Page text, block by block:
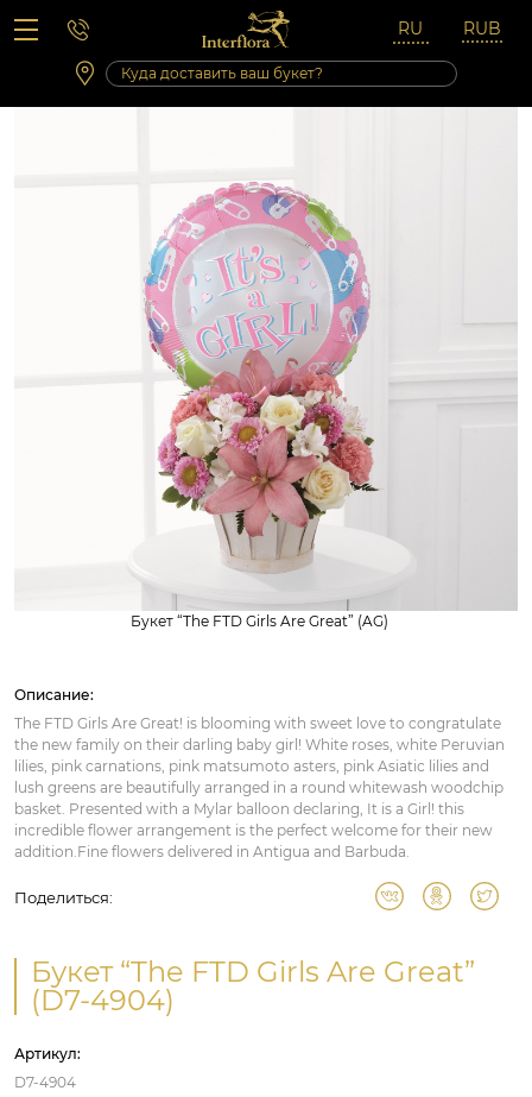
Вопросы-ответы
Сб 10:00 ‐ 14:00
Выходные и праздничные дни
Букет “The FTD Girls Are Great” (AG)
Описание:
The FTD Girls Are Great! is blooming with sweet love to congratulate
the new family on their darling baby girl! White roses, white Peruvian
lilies, pink carnations, pink matsumoto asters, pink Asiatic lilies and
lush greens are beautifully arranged in a round whitewash woodchip
basket. Presented with a Mylar balloon declaring, It is a Girl! this
incredible flower arrangement is the perfect welcome for their new
addition.Fine flowers delivered in Antigua and Barbuda.
Поделиться:
Букет “The FTD Girls Are Great”
(D7-4904)
Артикул:
D7-4904